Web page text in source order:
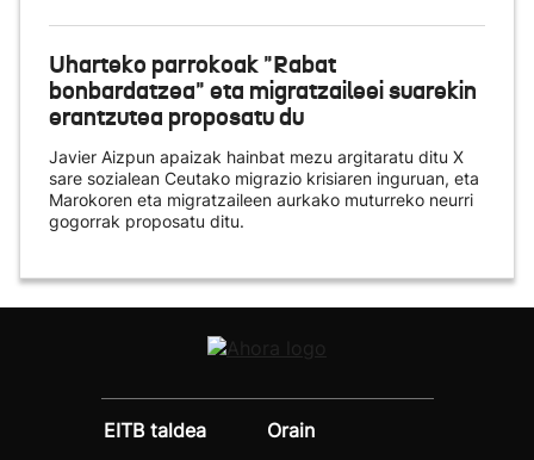
Uharteko parrokoak "Rabat
bonbardatzea" eta migratzaileei suarekin
erantzutea proposatu du
Javier Aizpun apaizak hainbat mezu argitaratu ditu X
sare sozialean Ceutako migrazio krisiaren inguruan, eta
Marokoren eta migratzaileen aurkako muturreko neurri
gogorrak proposatu ditu.
EITB taldea
Orain